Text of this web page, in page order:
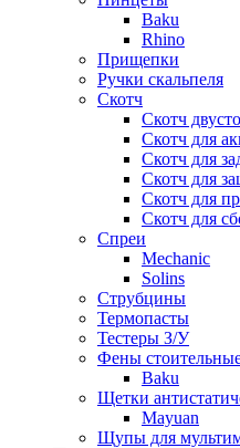
Baku
Rhino
Прищепки
Ручки скальпеля
Скотч
Скотч
Скотч для
Скотч для
Скотч для
Скотч для
Скотч для
Спреи
Mechanic
Solins
Струбцины
Термопасты
Тестеры З/У
Фены
Baku
Щетки
Mayuan
Щупы для